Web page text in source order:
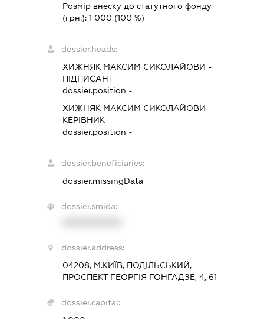
Розмір внеску до статутного фонду
(грн.):1 000 (100 %)
dossier.heads:
ХИЖНЯК МАКСИМ СИКОЛАЙОВИ -
ПІДПИСАНТ
dossier.position -
ХИЖНЯК МАКСИМ СИКОЛАЙОВИ -
КЕРІВНИК
dossier.position -
dossier.beneficiaries:
dossier.missingData
dossier.smida:
dossier.address:
04208, М.КИЇВ, ПОДІЛЬСЬКИЙ,
ПРОСПЕКТ ГЕОРГІЯ ГОНГАДЗЕ, 4, 61
dossier.capital: